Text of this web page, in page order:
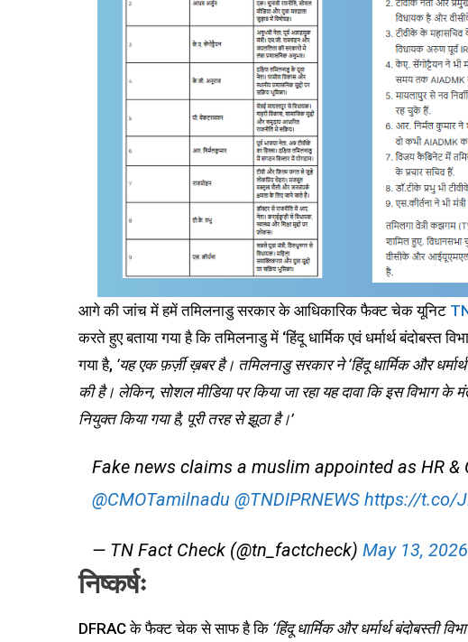
आगे की जांच में हमें तमिलनाडु सरकार के आधिकारिक फैक्ट चेक यूनिट
करते हुए बताया गया है कि तमिलनाडु में ‘हिंदू धार्मिक एवं धर्मार्थ बंदोबस्त
गया है, ‘यह एक फ़र्ज़ी ख़बर है। तमिलनाडु सरकार ने ‘हिंदू धार्मिक और
की है। लेकिन, सोशल मीडिया पर किया जा रहा यह दावा कि इस विभाग
नियुक्त किया गया है, पूरी तरह से झूठा है।’
Fake news claims a muslim appointed as HR
@CMOTamilnadu @TNDIPRNEWS https://t.co/
— TN Fact Check (@tn_factcheck) May 13, 2026
निष्कर्षः
DFRAC के फैक्ट चेक से साफ है कि ‘हिंदू धार्मिक और धर्मार्थ बंदोबस्ती